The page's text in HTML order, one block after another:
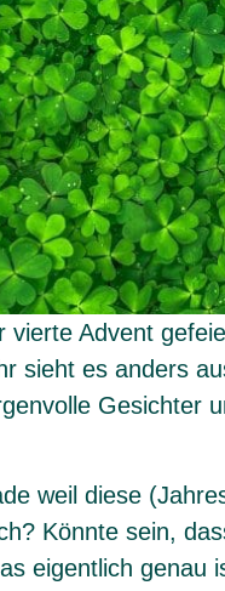
vierte Advent
sieht es anders
Gesichter
weil diese
Könnte sein,
eigentlich genau